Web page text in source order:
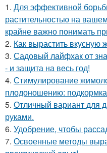
1. Для эффективной
растительностью на
крайне важно понимать
2. Как вырастить вкусную
3. Садовый лайфхак от
- и защита на весь год!
4. Стимулирование
плодоношению:
5. Отличный вариант для
руками.
6. Удобрение, чтобы
7. Освоенные методы